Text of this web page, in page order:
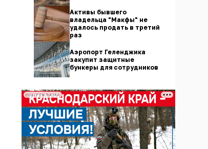
Активы бывшего
владельца "Макфы" не
удалось продать в третий
раз
Аэропорт Геленджика
закупит защитные
бункеры для сотрудников
СОЦРЕКЛАМА